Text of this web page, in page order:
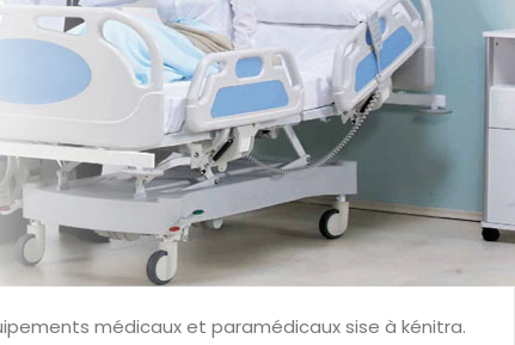
médicaux et paramédicaux sise à kénitra.